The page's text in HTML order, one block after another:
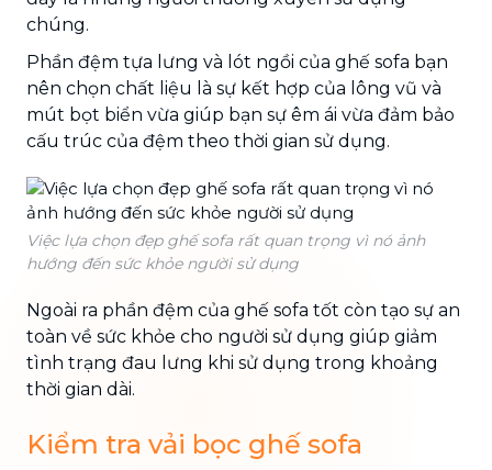
chúng.
Phần đệm tựa lưng và lót ngồi của ghế sofa bạn
nên chọn chất liệu là sự kết hợp của lông vũ và
mút bọt biển vừa giúp bạn sự êm ái vừa đảm bảo
cấu trúc của đệm theo thời gian sử dụng.
Việc lựa chọn đẹp ghế sofa rất quan trọng vì nó ảnh
hướng đến sức khỏe người sử dụng
Ngoài ra phần đệm của ghế sofa tốt còn tạo sự an
toàn về sức khỏe cho người sử dụng giúp giảm
tình trạng đau lưng khi sử dụng trong khoảng
thời gian dài.
Kiểm tra vải bọc ghế sofa